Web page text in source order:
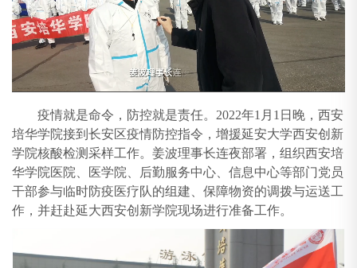
疫情就是命令，防控就是责任。2022年1月1日晚，西安
培华学院接到长安区疫情防控指令，增援延安大学西安创新
学院核酸检测采样工作。姜波理事长连夜部署，组织西安培
华学院医院、医学院、后勤服务中心、信息中心等部门党员
干部参与临时防疫医疗队的组建、保障物资的调拨与运送工
作，并赶赴延大西安创新学院现场进行准备工作。